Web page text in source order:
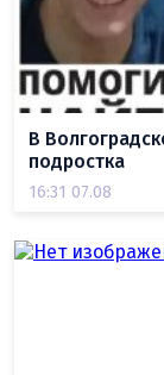
В
подростка
16:31 07.08